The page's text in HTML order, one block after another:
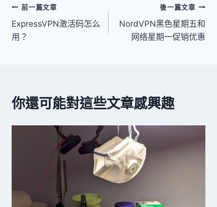
文
章
前一篇文章
ExpressVPN激活码怎么
用？
後一篇文章
NordVPN黑色星期五和
网络星期一促销优惠
你還可能對這些文章感興趣